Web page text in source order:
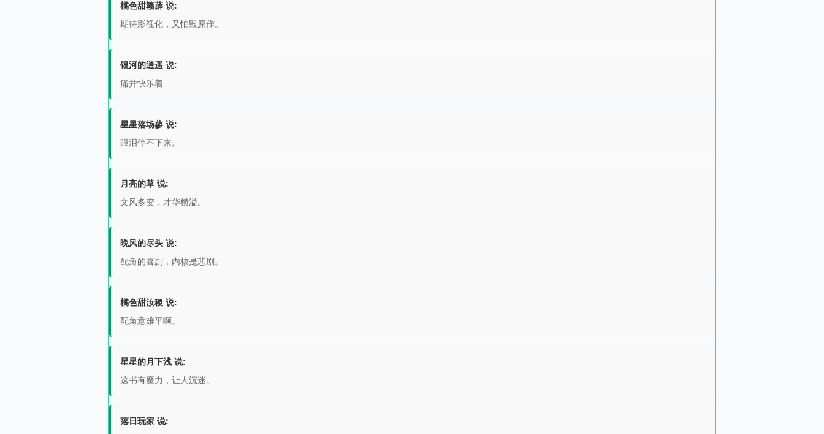
橘色甜赣薜 说:
期待影视化，又怕毁原作。
银河的逍遥 说:
痛并快乐着
星星落场蓼 说:
眼泪停不下来。
月亮的草 说:
文风多变，才华横溢。
晚风的尽头 说:
配角的喜剧，内核是悲剧。
橘色甜汝稷 说:
配角意难平啊。
星星的月下浅 说:
这书有魔力，让人沉迷。
落日玩家 说: